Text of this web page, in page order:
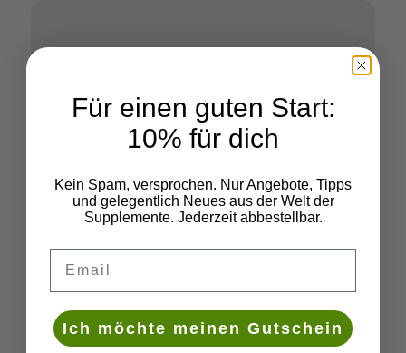
Für einen guten Start:
10% für dich
Kein Spam, versprochen. Nur Angebote, Tipps
und gelegentlich Neues aus der Welt der
Supplemente. Jederzeit abbestellbar.
Ich möchte meinen Gutschein